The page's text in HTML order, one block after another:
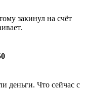
закинул на счёт
деньги. Что сейчас с